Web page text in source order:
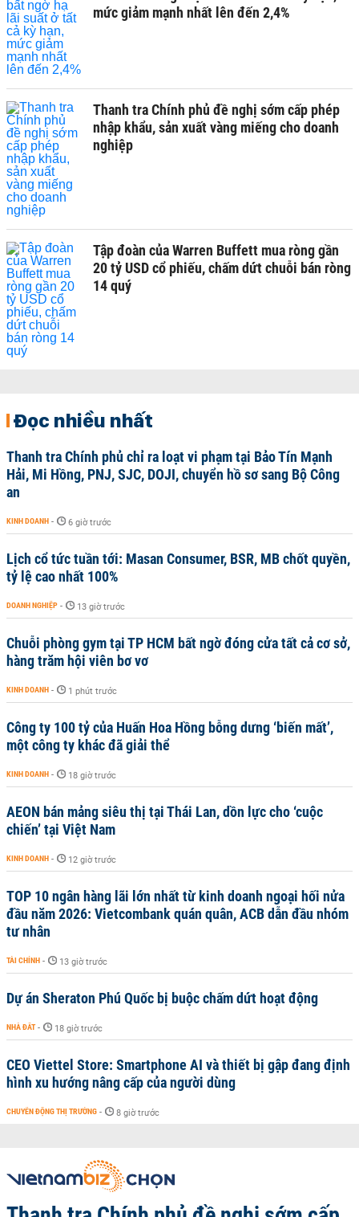
mức giảm mạnh nhất lên đến 2,4%
Thanh tra Chính phủ đề nghị sớm cấp phép
nhập khẩu, sản xuất vàng miếng cho doanh
nghiệp
Tập đoàn của Warren Buffett mua ròng gần
20 tỷ USD cổ phiếu, chấm dứt chuỗi bán ròng
14 quý
Đọc nhiều nhất
Thanh tra Chính phủ chỉ ra loạt vi phạm tại Bảo Tín Mạnh
Hải, Mi Hồng, PNJ, SJC, DOJI, chuyển hồ sơ sang Bộ Công
an
KINH DOANH - 6 giờ trước
Lịch cổ tức tuần tới: Masan Consumer, BSR, MB chốt quyền,
tỷ lệ cao nhất 100%
DOANH NGHIỆP - 13 giờ trước
Chuỗi phòng gym tại TP HCM bất ngờ đóng cửa tất cả cơ sở,
hàng trăm hội viên bơ vơ
KINH DOANH - 1 phút trước
Công ty 100 tỷ của Huấn Hoa Hồng bỗng dưng ‘biến mất’,
một công ty khác đã giải thể
KINH DOANH - 18 giờ trước
AEON bán mảng siêu thị tại Thái Lan, dồn lực cho ‘cuộc
chiến’ tại Việt Nam
KINH DOANH - 12 giờ trước
TOP 10 ngân hàng lãi lớn nhất từ kinh doanh ngoại hối nửa
đầu năm 2026: Vietcombank quán quân, ACB dẫn đầu nhóm
tư nhân
TÀI CHÍNH - 13 giờ trước
Dự án Sheraton Phú Quốc bị buộc chấm dứt hoạt động
NHÀ ĐẤT - 18 giờ trước
CEO Viettel Store: Smartphone AI và thiết bị gập đang định
hình xu hướng nâng cấp của người dùng
CHUYỂN ĐỘNG THỊ TRƯỜNG - 8 giờ trước